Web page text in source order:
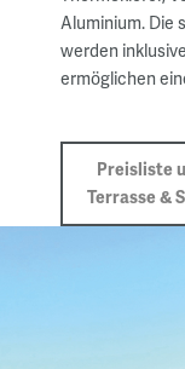
Aluminium. Die
werden
ermöglichen
Preisliste
Terrasse &